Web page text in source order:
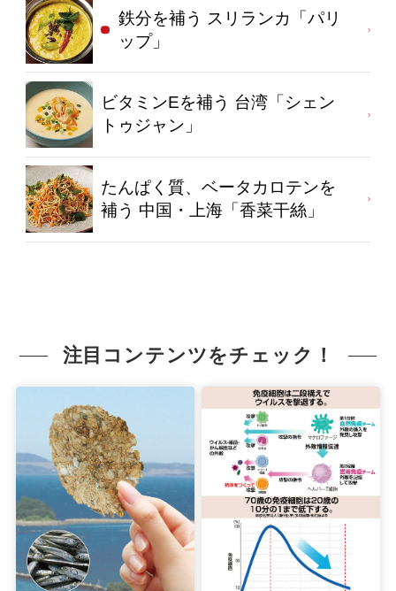
鉄分を補う スリランカ「パリ
ップ」
ビタミンEを補う 台湾「シェン
トゥジャン」
たんぱく質、ベータカロテンを
補う 中国・上海「香菜干絲」
注目コンテンツをチェック！